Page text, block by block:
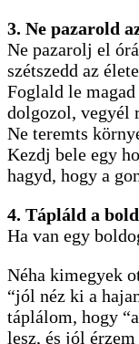
3. Ne pazarold
Ne pazarolj el
szétszedd az
Foglald le
dolgozol, vegyél
Ne teremts
Kezdj bele egy
hagyd, hogy a
4. Tápláld a
Ha van egy
Néha kimegyek
“jól néz ki a
táplálom, hogy
lesz, és jól